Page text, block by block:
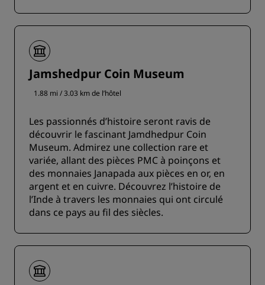
Jamshedpur Coin Museum
1.88 mi / 3.03 km de l’hôtel
Les passionnés d’histoire seront ravis de
découvrir le fascinant Jamdhedpur Coin
Museum. Admirez une collection rare et
variée, allant des pièces PMC à poinçons et
des monnaies Janapada aux pièces en or, en
argent et en cuivre. Découvrez l’histoire de
l’Inde à travers les monnaies qui ont circulé
dans ce pays au fil des siècles.